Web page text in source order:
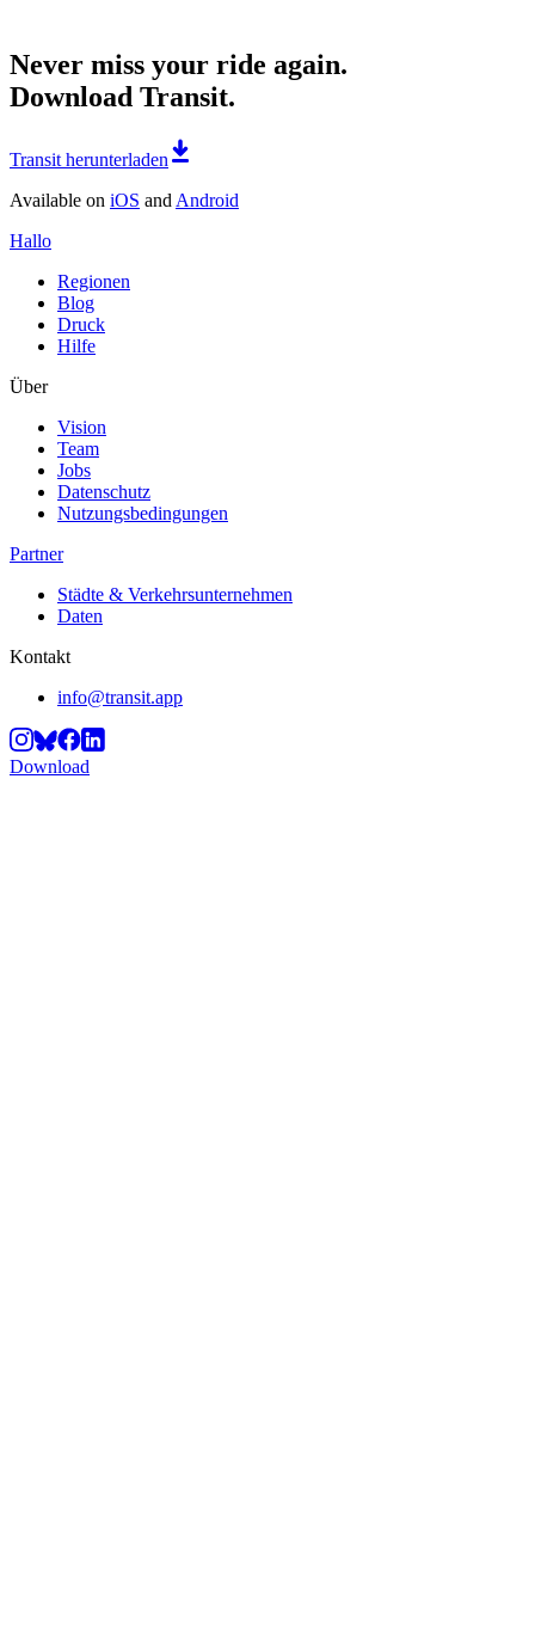
Never miss your ride again.
Download Transit.
Transit herunterladen
Available on iOS and Android
Hallo
Regionen
Blog
Druck
Hilfe
Über
Vision
Team
Jobs
Datenschutz
Nutzungsbedingungen
Partner
Städte & Verkehrsunternehmen
Daten
Kontakt
info@transit.app
Download